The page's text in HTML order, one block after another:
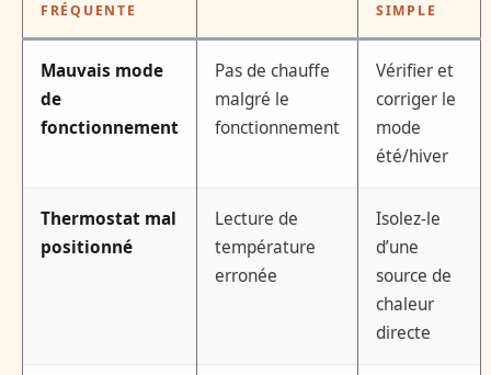
FRÉQUENTE
SIMPLE
Mauvais mode
de
fonctionnement
Pas de chauffe
malgré le
fonctionnement
Vérifier et
corriger le
mode
été/hiver
Thermostat mal
positionné
Lecture de
température
erronée
Isolez-le
d’une
source de
chaleur
directe